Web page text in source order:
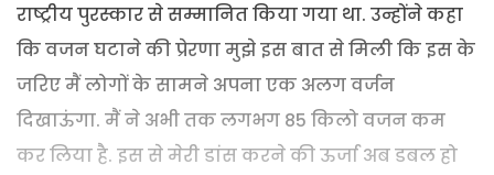
राष्ट्रीय पुरस्कार से सम्मानित किया गया था. उन्होंने कहा
कि वजन घटाने की प्रेरणा मुझे इस बात से मिली कि इस के
जरिए मैं लोगों के सामने अपना एक अलग वर्जन
दिखाऊंगा. मैं ने अभी तक लगभग 85 किलो वजन कम
कर लिया है. इस से मेरी डांस करने की ऊर्जा अब डबल हो